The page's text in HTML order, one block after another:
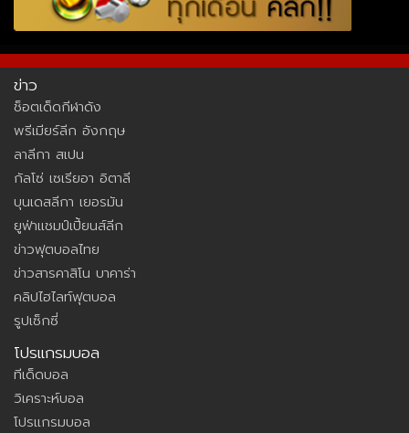
ข่าว
ช็อตเด็ดกีฬาดัง
พรีเมียร์ลีก อังกฤษ
ลาลีกา สเปน
กัลโซ่ เซเรียอา อิตาลี
บุนเดสลีกา เยอรมัน
ยูฟ่าแชมป์เปี้ยนส์ลีก
ข่าวฟุตบอลไทย
ข่าวสารคาสิโน บาคาร่า
คลิปไฮไลท์ฟุตบอล
รูปเซ็กซี่
โปรแกรมบอล
ทีเด็ดบอล
วิเคราะห์บอล
โปรแกรมบอล